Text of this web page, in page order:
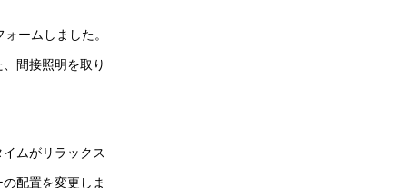
ームしました。
間接照明を取り
ムがリラックス
配置を変更しま